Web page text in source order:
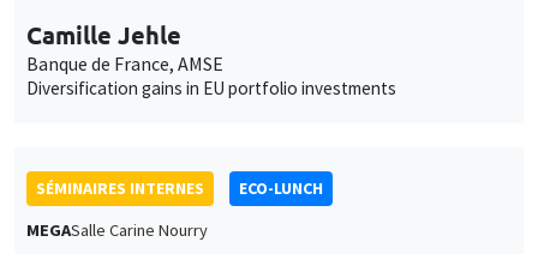
Camille Jehle
Banque de France, AMSE
Diversification gains in EU portfolio investments
SÉMINAIRES INTERNES
ECO-LUNCH
MEGASalle Carine Nourry